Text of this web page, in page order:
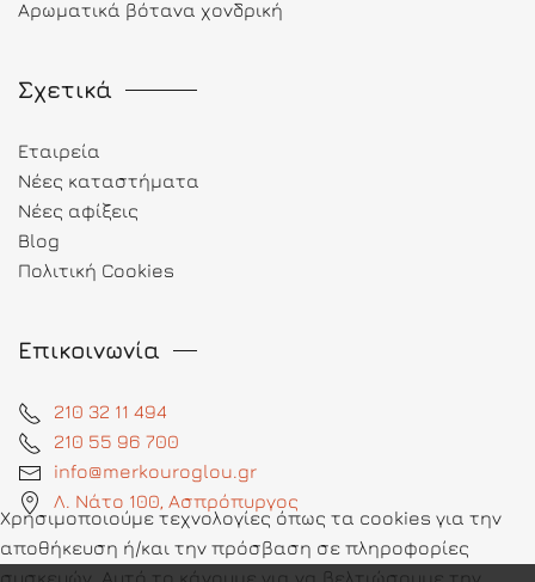
Αρωματικά βότανα χονδρική
Σχετικά
Εταιρεία
Νέες καταστήματα
Νέες αφίξεις
Blog
Πολιτική Cookies
Επικοινωνία
210 32 11 494
210 55 96 700
info@merkouroglou.gr
Λ. Νάτο 100, Ασπρόπυργος
Χρησιμοποιούμε τεχνολογίες όπως τα cookies για την
αποθήκευση ή/και την πρόσβαση σε πληροφορίες
συσκευών. Αυτό το κάνουμε για να βελτιώσουμε την